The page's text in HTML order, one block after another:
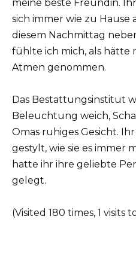
meine beste Freundin.
sich immer wie zu Hause
diesem Nachmittag
fühlte ich mich, als hätte
Atmen genommen.
Das Bestattungsinstitut
Beleuchtung weich,
Omas ruhiges Gesicht.
gestylt, wie sie es immer
hatte ihr ihre geliebte
gelegt.
(Visited 180 times, 1 visits